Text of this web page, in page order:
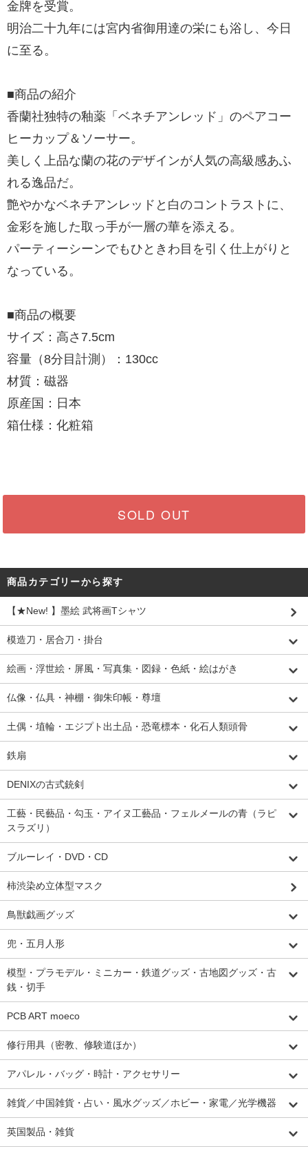
金牌を受賞。
明治二十九年には宮内省御用達の栄にも浴し、今日
に至る。
■商品の紹介
香蘭社独特の釉薬「ベネチアンレッド」のペアコー
ヒーカップ＆ソーサー。
美しく上品な蘭の花のデザインが人気の高級感あふ
れる逸品だ。
艶やかなベネチアンレッドと白のコントラストに、
金彩を施した取っ手が一層の華を添える。
パーティーシーンでもひときわ目を引く仕上がりと
なっている。
■商品の概要
サイズ：高さ7.5cm
容量（8分目計測）：130cc
材質：磁器
原産国：日本
箱仕様：化粧箱
SOLD OUT
商品カテゴリーから探す
【★New! 】墨絵 武将画Tシャツ
模造刀・居合刀・掛台
絵画・浮世絵・屏風・写真集・図録・色紙・絵はがき
仏像・仏具・神棚・御朱印帳・尊壇
土偶・埴輪・エジプト出土品・恐竜標本・化石人類頭骨
鉄扇
DENIXの古式銃剣
工藝・民藝品・勾玉・アイヌ工藝品・フェルメールの青（ラピ
スラズリ）
ブルーレイ・DVD・CD
柿渋染め立体型マスク
鳥獣戯画グッズ
兜・五月人形
模型・プラモデル・ミニカー・鉄道グッズ・古地図グッズ・古
銭・切手
PCB ART moeco
修行用具（密教、修験道ほか）
アパレル・バッグ・時計・アクセサリー
雑貨／中国雑貨・占い・風水グッズ／ホビー・家電／光学機器
英国製品・雑貨